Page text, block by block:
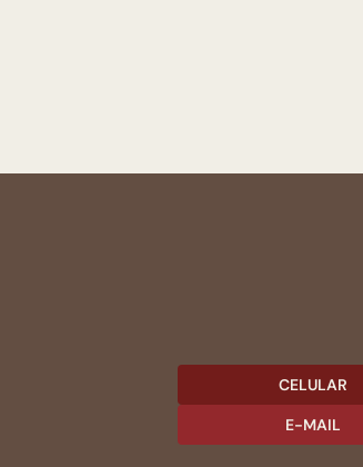
CELULAR
E-MAIL